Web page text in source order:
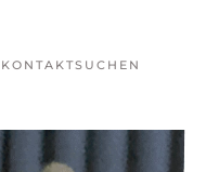
KONTAKTSUCHEN